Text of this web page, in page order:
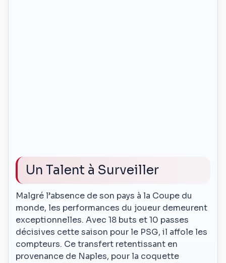
Un Talent à Surveiller
Malgré l’absence de son pays à la Coupe du
monde, les performances du joueur demeurent
exceptionnelles. Avec 18 buts et 10 passes
décisives cette saison pour le PSG, il affole les
compteurs. Ce transfert retentissant en
provenance de Naples, pour la coquette